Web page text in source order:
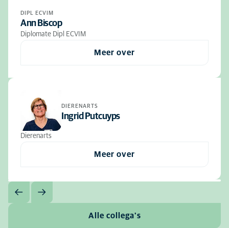
DIPL ECVIM
Ann Biscop
Diplomate Dipl ECVIM
Meer over
DIERENARTS
Ingrid Putcuyps
Dierenarts
Meer over
Alle collega's